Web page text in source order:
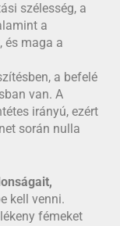
szélesség, a
a
és maga a
a befelé
van. A
irányú, ezért
során nulla
kell venni.
fémeket